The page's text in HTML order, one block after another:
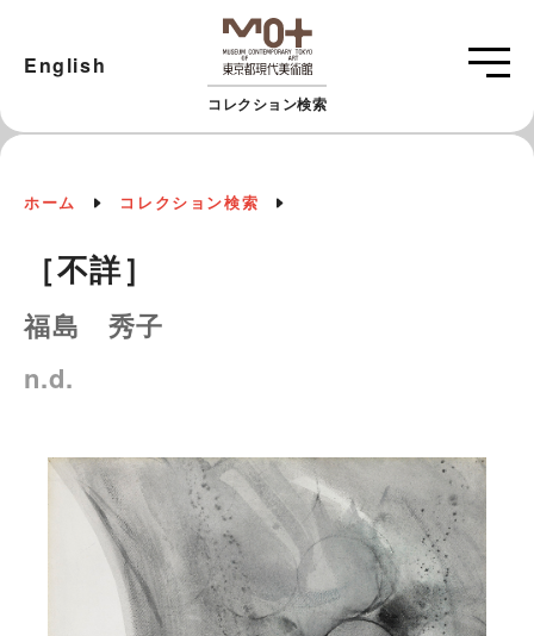
コレクション検索
English
ホーム コレクション検索
［不詳］
福島 秀子
n.d.